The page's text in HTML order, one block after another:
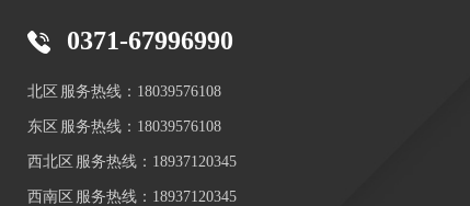
0371-67996990
北区 服务热线：18039576108
东区 服务热线：18039576108
西北区 服务热线：18937120345
西南区 服务热线：18937120345